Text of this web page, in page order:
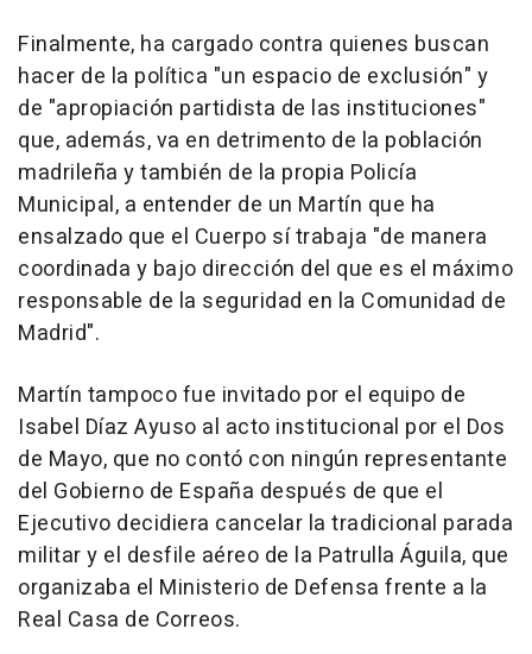
Finalmente, ha cargado contra quienes buscan
hacer de la política "un espacio de exclusión" y
de "apropiación partidista de las instituciones"
que, además, va en detrimento de la población
madrileña y también de la propia Policía
Municipal, a entender de un Martín que ha
ensalzado que el Cuerpo sí trabaja "de manera
coordinada y bajo dirección del que es el máximo
responsable de la seguridad en la Comunidad de
Madrid".
Martín tampoco fue invitado por el equipo de
Isabel Díaz Ayuso al acto institucional por el Dos
de Mayo, que no contó con ningún representante
del Gobierno de España después de que el
Ejecutivo decidiera cancelar la tradicional parada
militar y el desfile aéreo de la Patrulla Águila, que
organizaba el Ministerio de Defensa frente a la
Real Casa de Correos.